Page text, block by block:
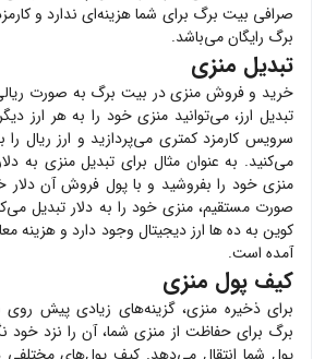
صرافی بیت برگ برای شما هزینه‌ای ندارد و
برگ رایگان می‌باشد.
تبدیل منزی
خرید و فروش منزیدر بیت برگ به صورت
تبدیل ارز، می‌توانید منزیخود را به هر ارز
سرویس کارمزد کمتری می‌پردازید و ارز ریال
می‌کنید. به عنوان مثال برای تبدیلمنزی به
منزی خود را بفروشید و با پول فروش آن دلار
صورت مستقیم،منزی خود را به دلار تبدیل
کوین به ده ها ارز دیجیتال وجود دارد و هزینه
آمده است.
کیف پول منزی
برای ذخیره منزی، گزینه‌های زیادی پیش
برگ برای حفاظت از منزیشما، آن را نزد خود